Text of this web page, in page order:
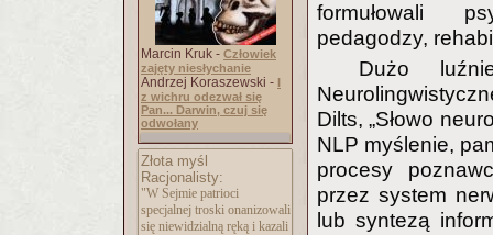
Marcin Kruk - Człowiek
zajęty niesłychanie
Andrzej Koraszewski - I
z wichru odezwał się
Pan... Darwin, czuj się
odwołany
Złota myśl
Racjonalisty:
"W Sejmie patrioci
specjalnej troski onanizowali
się niewidzialną ręką i kazali
formułowali
pedagodzy,
Dużo
Dilts, „Słowo
NLP myślenie,
procesy
przez system
lub syntezą